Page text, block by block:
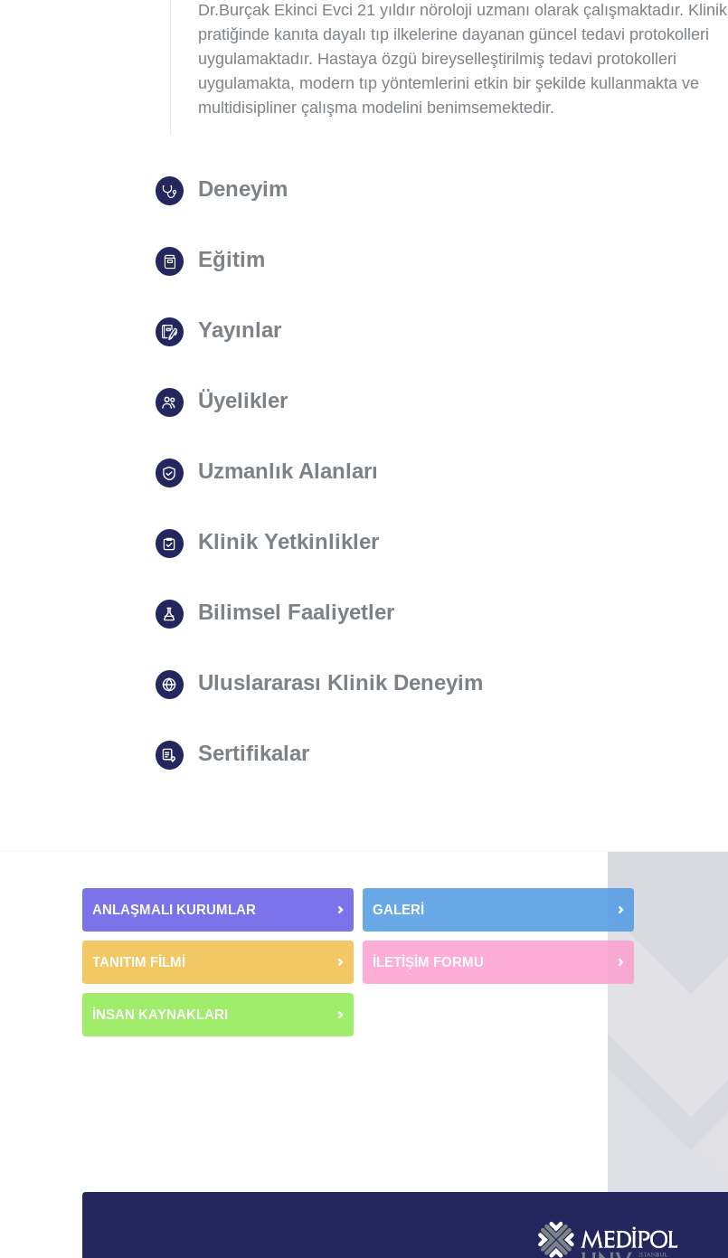
Dr.Burçak Ekinci Evci 21 yıldır nöroloji uzmanı olarak çalışmaktadır. Klinik
pratiğinde kanıta dayalı tıp ilkelerine dayanan güncel tedavi protokolleri
uygulamaktadır. Hastaya özgü bireyselleştirilmiş tedavi protokolleri
uygulamakta, modern tıp yöntemlerini etkin bir şekilde kullanmakta ve
multidisipliner çalışma modelini benimsemektedir.
Deneyim
Eğitim
Yayınlar
Üyelikler
Uzmanlık Alanları
Klinik Yetkinlikler
Bilimsel Faaliyetler
Uluslararası Klinik Deneyim
Sertifikalar
ANLAŞMALI KURUMLAR GALERİ
TANITIM FİLMİ İLETİŞİM FORMU
İNSAN KAYNAKLARI